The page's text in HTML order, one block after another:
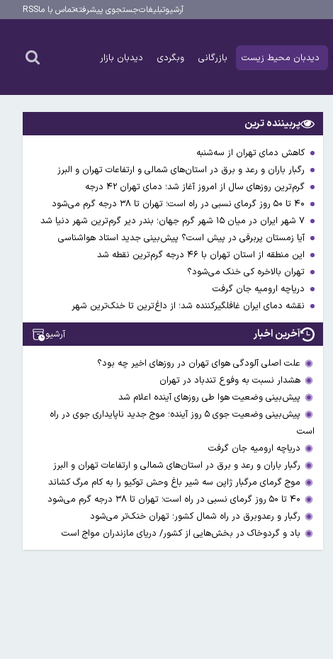
آرشیوتبلیغاتجستجوی پیشرفتهتماس با ماRSS
دیدبان محیط زیست بازرگانی وبگردی دیدبان بازار
پربیننده ترین
کاهش دمای تهران از سه‌شنبه
رگبار باران و رعد و برق در استان‌های شمالی و ارتفاعات تهران و البرز
گرم‌ترین روزهای سال از امروز آغاز شد؛ دمای تهران ۴۲ درجه
آیا زمستان پربرفی در پیش است؟ پیش‌بینی جدید استاد هواشناسی
این منطقه از استان تهران با ۴۶ درجه گرم‌ترین نقطه شد
تهران بالاخره کی خنک می‌شود؟
دریاچه ارومیه جان گرفت
نقشه دمای ایران غافلگیرکننده شد؛ از داغ‌ترین تا خنک‌ترین شهر
آخرین اخبار آرشیو
علت اصلی آلودگی هوای تهران در روزهای اخیر چه بود؟
هشدار نسبت به وفوع تندباد در تهران
پیش‌بینی وضعیت هوا طی روزهای آینده اعلام شد
پیش‌بینی وضعیت جوی ۵ روز آینده؛ موج جدید ناپایداری جوی در راه
است
دریاچه ارومیه جان گرفت
رگبار باران و رعد و برق در استان‌های شمالی و ارتفاعات تهران و البرز
موج گرمای مرگبار ژاپن سه شیر باغ وحش توکیو را به کام مرگ کشاند
۴۰ تا ۵۰ روز گرمای نسبی در راه است؛ تهران تا ۳۸ درجه گرم می‌شود
رگبار و رعدوبرق در راه شمال کشور؛ تهران خنک‌تر می‌شود
باد و گردوخاک در بخش‌هایی از کشور/ دریای مازندران مواج است